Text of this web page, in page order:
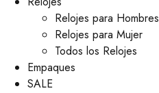
Relojes para Hombres
Relojes para Mujer
Todos los Relojes
Empaques
SALE